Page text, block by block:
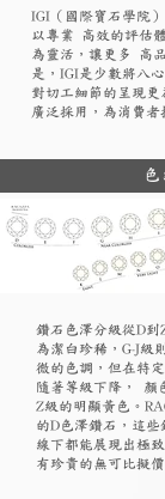
​IGI（國際寶石學院
以專業 高效的評估
為靈活，讓更多 高
是，IGI是少數將八
對切工細節的呈現
廣泛採用，為消費者
鑽石色澤分級從D到
為潔白珍稀，G-J級
微的色調，但在特
隨著等級下降， 顏
Z級的明顯黃色。
的D色澤鑽石，這
線下都能展現出極
有珍貴的無可比擬價